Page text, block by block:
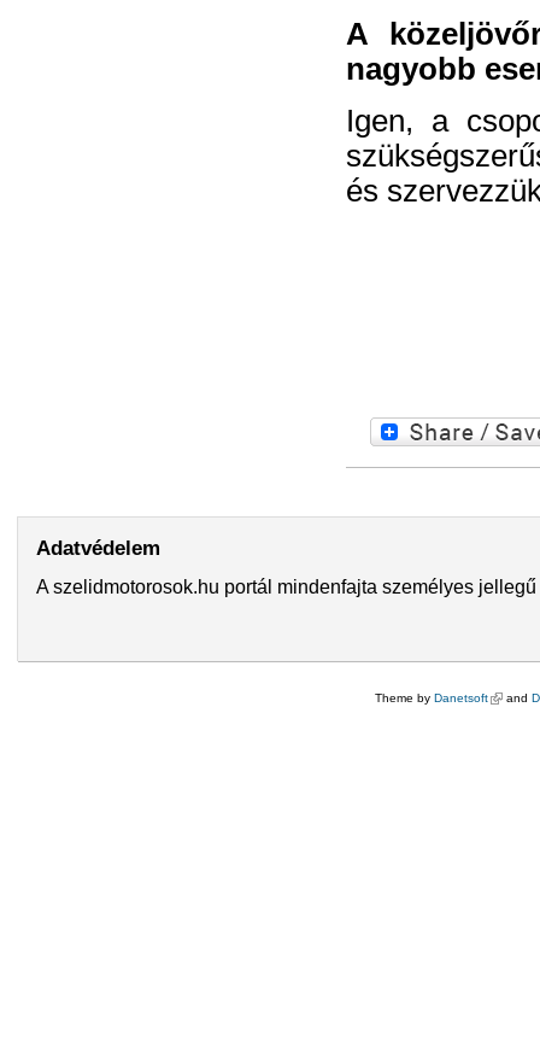
A
nagyobb
Igen, a
és
Adatvédelem
A szelidmotorosok.hu portál mindenfajta személyes
Theme by Danetsoft(külső
and